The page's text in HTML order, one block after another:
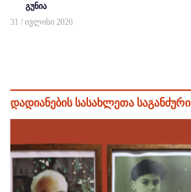
გუნია
31 / ივლისი 2026
დადიანების სასახლეთა საგანძური